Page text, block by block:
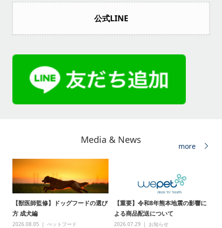
公式LINE
Media & News
more
【獣医師監修】ドッグフードの選び
方 成犬編
2026.08.05 ぺットフード
【重要】令和8年熊本地震の影響に
よる商品配送について
2026.07.29 お知らせ